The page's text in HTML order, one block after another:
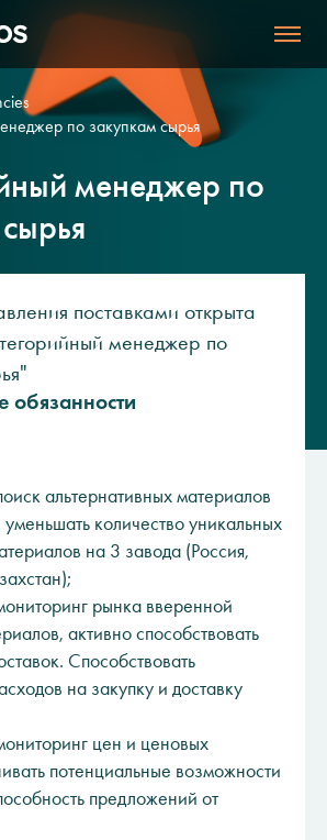
по закупкам сырья
менеджер по
поставками открыта
менеджер по
обязанности
альтернативных материалов
количество уникальных
на 3 завода (Россия,
рынка вверенной
активно способствовать
Способствовать
на закупку и доставку
цен и ценовых
потенциальные возможности
предложений от